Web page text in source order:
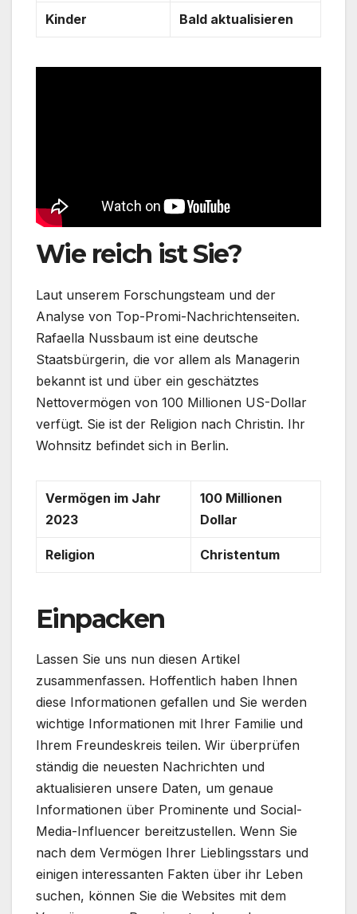
Kinder Bald aktualisieren
Wie reich ist Sie?
Laut unserem Forschungsteam und der
Analyse von Top-Promi-Nachrichtenseiten.
Rafaella Nussbaum ist eine deutsche
Staatsbürgerin, die vor allem als Managerin
bekannt ist und über ein geschätztes
Nettovermögen von 100 Millionen US-Dollar
verfügt. Sie ist der Religion nach Christin. Ihr
Wohnsitz befindet sich in Berlin.
Vermögen im Jahr
2023
100 Millionen
Dollar
Religion Christentum
Einpacken
Lassen Sie uns nun diesen Artikel
zusammenfassen. Hoffentlich haben Ihnen
diese Informationen gefallen und Sie werden
wichtige Informationen mit Ihrer Familie und
Ihrem Freundeskreis teilen. Wir überprüfen
ständig die neuesten Nachrichten und
aktualisieren unsere Daten, um genaue
Informationen über Prominente und Social-
Media-Influencer bereitzustellen. Wenn Sie
nach dem Vermögen Ihrer Lieblingsstars und
einigen interessanten Fakten über ihr Leben
suchen, können Sie die Websites mit dem